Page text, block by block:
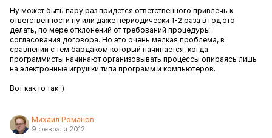
Ну может быть пару раз придется ответственного привлечь к
ответственности ну или даже периодически 1-2 раза в год это
делать, по мере отклонений от требований процедуры
согласования договора. Но это очень мелкая проблема, в
сравнении с тем бардаком который начинается, когда
программисты начинают организовывать процессы опираясь лишь
на электронные игрушки типа программ и компьютеров.
Вот как то так :)
Михаил Романов
9 февраля 2012